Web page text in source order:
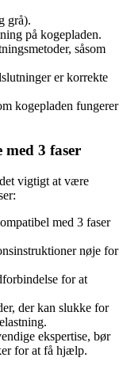
grå).
på kogepladen.
såsom
er korrekte
kogepladen fungerer
3 faser
vigtigt at være
med 3 faser
nøje for
for at
der kan slukke for
ekspertise, bør
for at få hjælp.